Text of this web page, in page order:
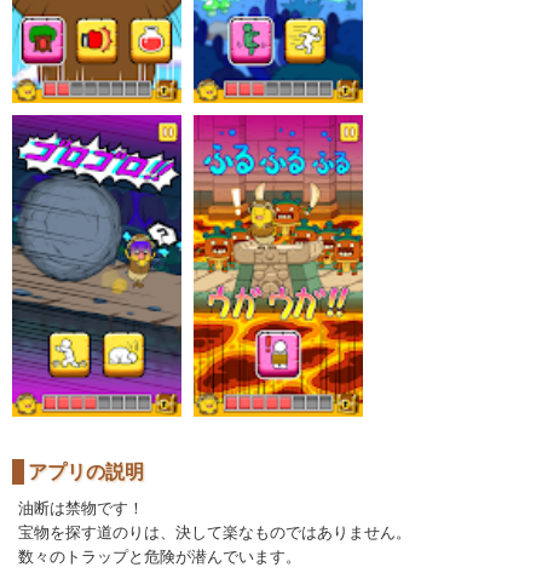
アプリの説明
油断は禁物です！
宝物を探す道のりは、決して楽なものではありません。
数々のトラップと危険が潜んでいます。